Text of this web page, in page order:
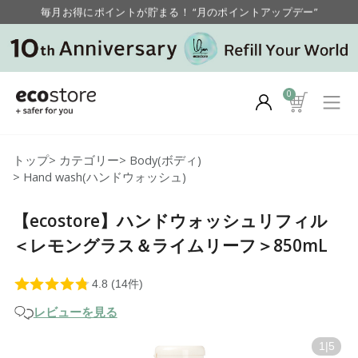
毎月お得にポイントが貯まる！ “月のポイントアップデー”
【重要】お盆期間中のお問い合わせと商品配送に関しまして
毎月お得にポイントが貯まる！ “月のポイントアップデー”
0
トップ> カテゴリー> Body(ボディ)
> Hand wash(ハンドウォッシュ)
【ecostore】ハンドウォッシュリフィル
＜レモングラス＆ライムリーフ＞850mL
レビューを見る
1 5